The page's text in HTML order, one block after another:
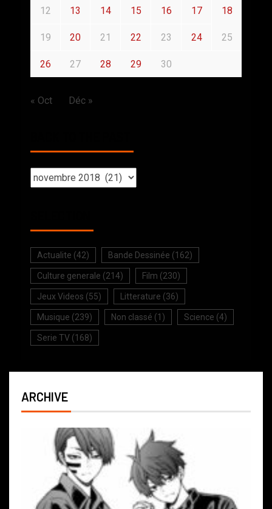
12 13 14 15 16 17 18
19 20 21 22 23 24 25
26 27 28 29 30
« Oct Déc »
Actualite (42) Bande Dessinée (162)
Culture generale (214) Film (230)
Jeux Videos (55) Litterature (36)
Musique (239) Non classé (1) Science (4)
Serie TV (168)
ARCHIVE